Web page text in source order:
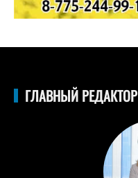
ГЛАВНЫЙ РЕДАКТОР